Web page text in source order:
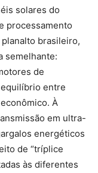
solares do
processamento
brasileiro,
semelhante:
de
entre
À
em ultra-
energéticos
de “tríplice
às diferentes